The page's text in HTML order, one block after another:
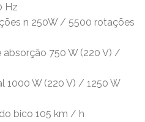
Hz
n 250W / 5500 rotações
750 W (220 V) /
1000 W (220 V) / 1250 W
bico 105 km / h